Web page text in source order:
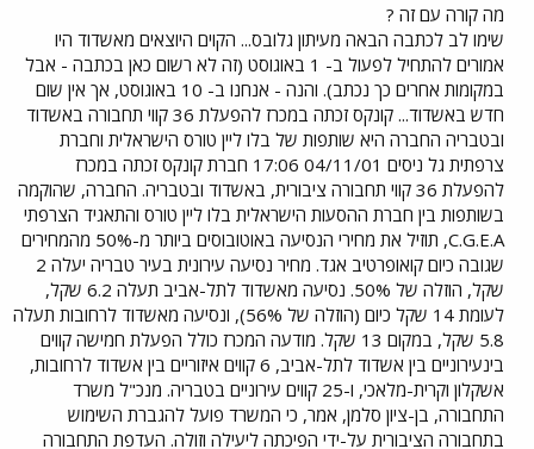
מה קורה עם זה ?
שימו לב לכתבה הבאה מעיתון גלובס... הקוים היוצאים מאשדוד היו
אמורים להתחיל לפעול ב- 1 באוגוסט (זה לא רשום כאן בכתבה - אבל
במקומות אחרים כך נכתב). והנה - אנחנו ב- 10 באוגוסט, אך אין שום
חדש באשדוד... קונקס זכתה במכרז להפעלת 36 קווי תחבורה באשדוד
ובטבריה החברה היא שותפות של בלו ליין טורס הישראלית וחברת
צרפתית גל ניסים 04/11/01 17:06 חברת קונקס זכתה במכרז
להפעלת 36 קווי תחבורה ציבורית, באשדוד ובטבריה. החברה, שהוקמה
בשותפות בין חברת ההסעות הישראלית בלו ליין טורס והתאגיד הצרפתי
C.G.E.A, תוזיל את מחירי הנסיעה באוטובוסים ביותר מ-50% מהמחירים
שגובה כיום קואופרטיב אגד. מחיר נסיעה עירונית בעיר טבריה יעלה 2
שקל, הוזלה של 50%. נסיעה מאשדוד לתל-אביב תעלה 6.2 שקל,
לעומת 14 שקל כיום (הוזלה של 56%), ונסיעה מאשדוד לרחובות תעלה
5.8 שקל, במקום 13 שקל. מודעה המכרז כולל הפעלת חמישה קווים
בינעירוניים בין אשדוד לתל-אביב, 6 קווים איזוריים בין אשדוד לרחובות,
אשקלון וקרית-מלאכי, ו-25 קווים עירוניים בטבריה. מנכ"ל משרד
התחבורה, בן-ציון סלמן, אמר, כי המשרד פועל להגברת השימוש
בתחבורה הציבורית על-ידי הפיכתה ליעילה וזולה. העדפת התחבורה